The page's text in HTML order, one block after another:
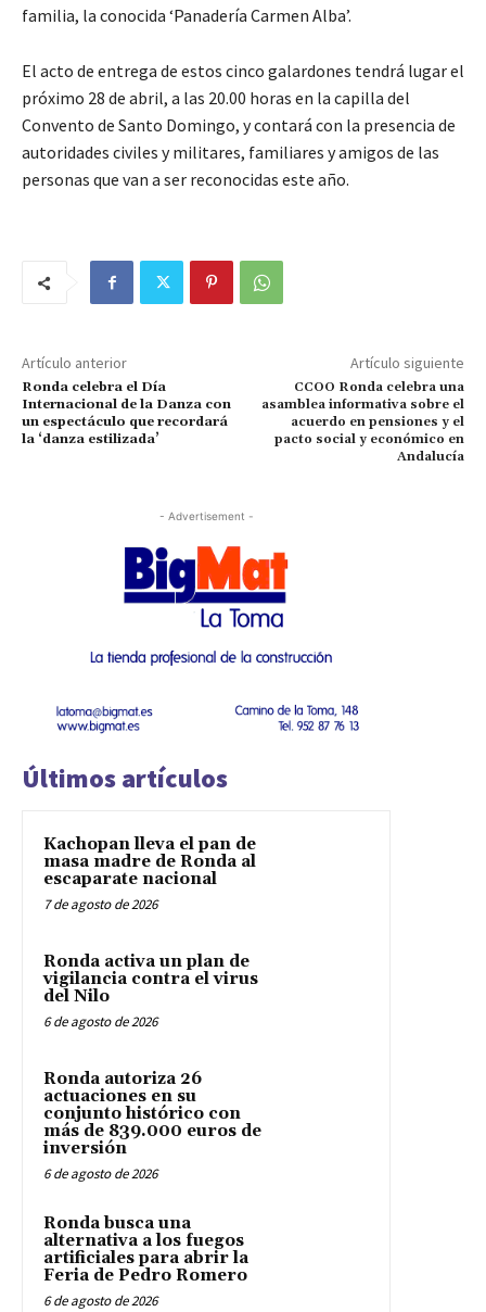
familia, la conocida ‘Panadería Carmen Alba’.
El acto de entrega de estos cinco galardones tendrá lugar el
próximo 28 de abril, a las 20.00 horas en la capilla del
Convento de Santo Domingo, y contará con la presencia de
autoridades civiles y militares, familiares y amigos de las
personas que van a ser reconocidas este año.
Artículo anterior
Ronda celebra el Día
Internacional de la Danza con
un espectáculo que recordará
la ‘danza estilizada’
Artículo siguiente
CCOO Ronda celebra una
asamblea informativa sobre el
acuerdo en pensiones y el
pacto social y económico en
Andalucía
- Advertisement -
Últimos artículos
Kachopan lleva el pan de
masa madre de Ronda al
escaparate nacional
7 de agosto de 2026
Ronda activa un plan de
vigilancia contra el virus
del Nilo
6 de agosto de 2026
Ronda autoriza 26
actuaciones en su
conjunto histórico con
más de 839.000 euros de
inversión
6 de agosto de 2026
Ronda busca una
alternativa a los fuegos
artificiales para abrir la
Feria de Pedro Romero
6 de agosto de 2026